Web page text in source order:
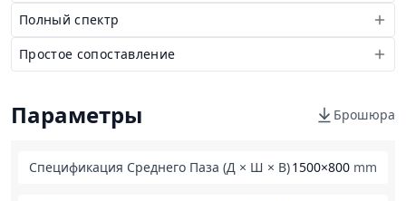
Полный спектр
Простое сопоставление
Параметры Брошюра
Спецификация Среднего Паза (Д × Ш × В)1500×800 mm